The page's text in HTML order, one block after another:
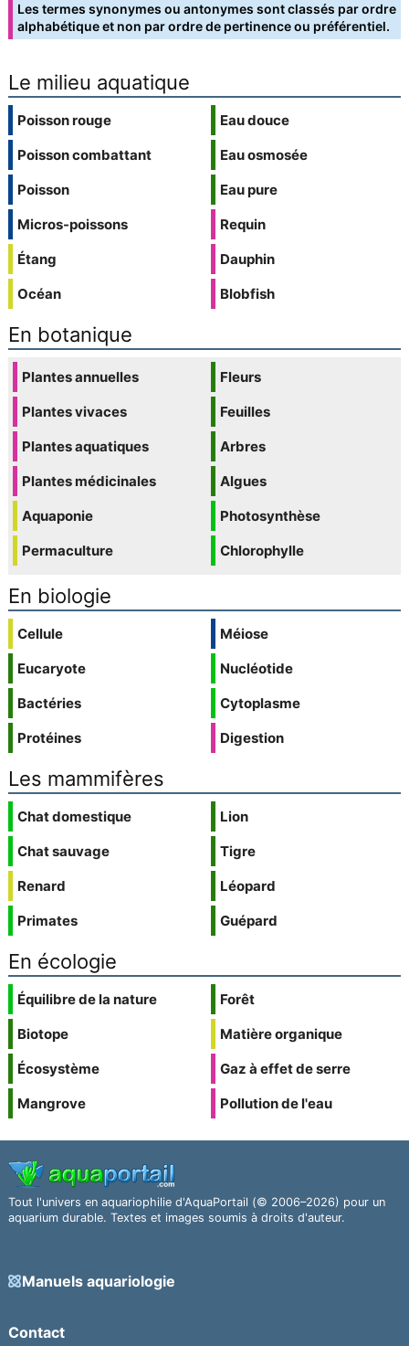
Les termes synonymes ou antonymes sont classés par ordre
alphabétique et non par ordre de pertinence ou préférentiel.
Le milieu aquatique
Poisson rouge
Poisson combattant
Poisson
Micros-poissons
Étang
Océan
Eau douce
Eau osmosée
Eau pure
Requin
Dauphin
Blobfish
En botanique
Plantes annuelles
Plantes vivaces
Plantes aquatiques
Plantes médicinales
Aquaponie
Permaculture
Fleurs
Feuilles
Arbres
Algues
Photosynthèse
Chlorophylle
En biologie
Cellule
Eucaryote
Bactéries
Protéines
Méiose
Nucléotide
Cytoplasme
Digestion
Les mammifères
Chat domestique
Chat sauvage
Renard
Primates
Lion
Tigre
Léopard
Guépard
En écologie
Équilibre de la nature
Biotope
Écosystème
Mangrove
Forêt
Matière organique
Gaz à effet de serre
Pollution de l'eau
Tout l'univers en aquariophilie d'AquaPortail (© 2006–2026) pour un
aquarium durable. Textes et images soumis à droits d'auteur.
Manuels aquariologie
Contact